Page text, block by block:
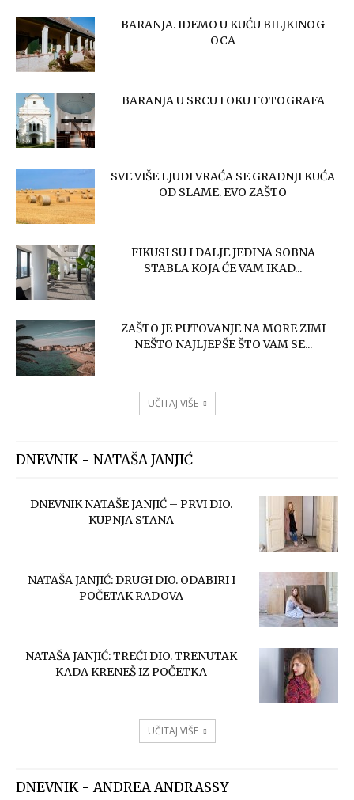
BARANJA. IDEMO U KUĆU BILJKINOG
OCA
BARANJA U SRCU I OKU FOTOGRAFA
SVE VIŠE LJUDI VRAĆA SE GRADNJI KUĆA
OD SLAME. EVO ZAŠTO
FIKUSI SU I DALJE JEDINA SOBNA
STABLA KOJA ĆE VAM IKAD...
ZAŠTO JE PUTOVANJE NA MORE ZIMI
NEŠTO NAJLJEPŠE ŠTO VAM SE...
UČITAJ VIŠE
DNEVNIK - NATAŠA JANJIĆ
DNEVNIK NATAŠE JANJIĆ – PRVI DIO.
KUPNJA STANA
NATAŠA JANJIĆ: DRUGI DIO. ODABIRI I
POČETAK RADOVA
NATAŠA JANJIĆ: TREĆI DIO. TRENUTAK
KADA KRENEŠ IZ POČETKA
UČITAJ VIŠE
DNEVNIK - ANDREA ANDRASSY